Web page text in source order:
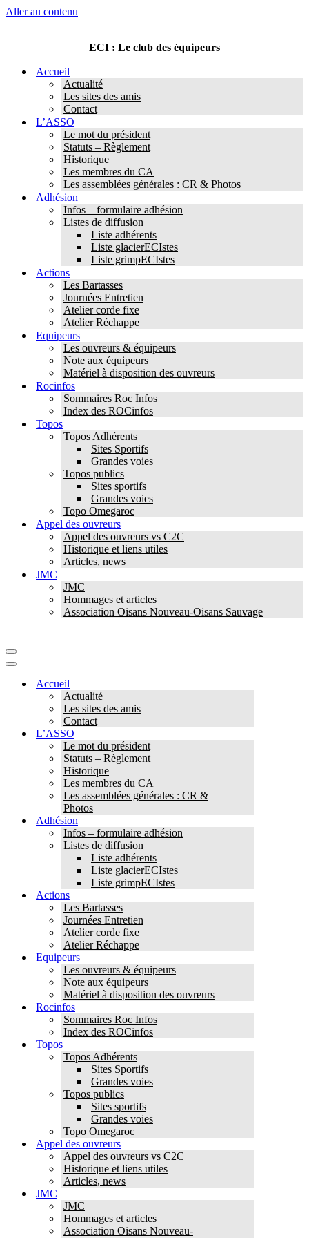
Aller au contenu
ECI : Le club des équipeurs
Accueil
Actualité
Les sites des amis
Contact
L’ASSO
Le mot du président
Statuts – Règlement
Historique
Les membres du CA
Les assemblées générales : CR & Photos
Adhésion
Infos – formulaire adhésion
Listes de diffusion
Liste adhérents
Liste glacierECIstes
Liste grimpECIstes
Actions
Les Bartasses
Journées Entretien
Atelier corde fixe
Atelier Réchappe
Equipeurs
Les ouvreurs & équipeurs
Note aux équipeurs
Matériel à disposition des ouvreurs
Rocinfos
Sommaires Roc Infos
Index des ROCinfos
Topos
Topos Adhérents
Sites Sportifs
Grandes voies
Topos publics
Sites sportifs
Grandes voies
Topo Omegaroc
Appel des ouvreurs
Appel des ouvreurs vs C2C
Historique et liens utiles
Articles, news
JMC
JMC
Hommages et articles
Association Oisans Nouveau-Oisans Sauvage
Menu
de
Menu
navigationAccueil
Actualité
Les sites des amis
Contact
L’ASSO
Le mot du président
Statuts – Règlement
Historique
Les membres du CA
Les assemblées générales : CR &
Photos
Adhésion
Infos – formulaire adhésion
Listes de diffusion
Liste adhérents
Liste glacierECIstes
Liste grimpECIstes
Actions
Les Bartasses
Journées Entretien
Atelier corde fixe
Atelier Réchappe
Equipeurs
Les ouvreurs & équipeurs
Note aux équipeurs
Matériel à disposition des ouvreurs
Rocinfos
Sommaires Roc Infos
Index des ROCinfos
Topos
Topos Adhérents
Sites Sportifs
Grandes voies
Topos publics
Sites sportifs
Grandes voies
Topo Omegaroc
Appel des ouvreurs
Appel des ouvreurs vs C2C
Historique et liens utiles
Articles, news
JMC
JMC
Hommages et articles
Association Oisans Nouveau-